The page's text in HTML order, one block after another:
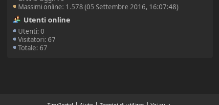
Massimi online: 1.578 (05 Settembre 2016, 16:07:48)
Utenti online
Utenti: 0
Visitatori: 67
Totale: 67